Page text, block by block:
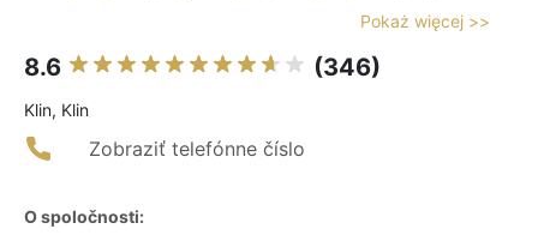
Pokaż więcej >>
8.6 (346)
Klin, Klin
Zobraziť telefónne číslo
O spoločnosti: